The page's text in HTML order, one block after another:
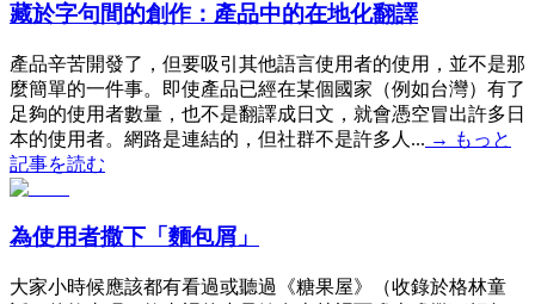
藏於字句間的創作：產品中的在地化翻譯
產品辛苦開發了，但要吸引其他語言使用者的使用，並不是那
麼簡單的一件事。即使產品已經在某個國家（例如台灣）有了
足夠的使用者數量，也不是翻譯成日文，就會憑空冒出許多日
本的使用者。網路是連結的，但社群不是許多人... → もっと
記事を読む
為使用者撒下「麵包屑」
大家小時候應該都有看過或聽過《糖果屋》（收錄於格林童